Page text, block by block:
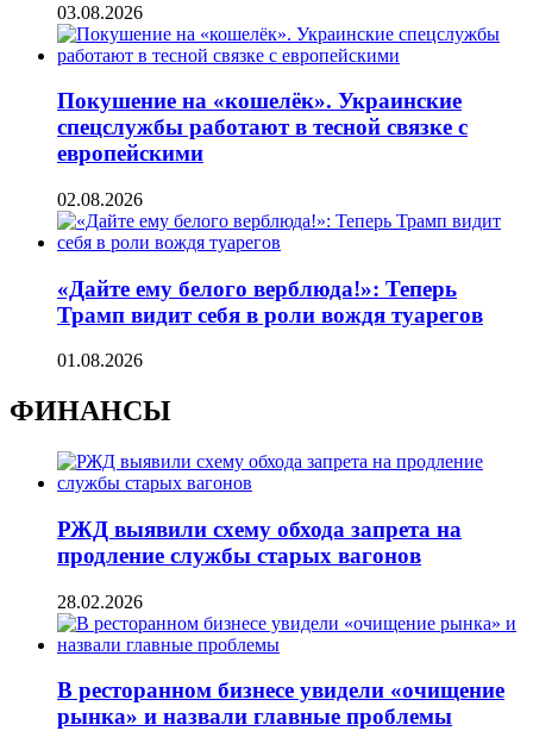
03.08.2026
Покушение на «кошелёк». Украинские
спецслужбы работают в тесной связке с
европейскими
02.08.2026
«Дайте ему белого верблюда!»: Теперь
Трамп видит себя в роли вождя туарегов
01.08.2026
ФИНАНСЫ
РЖД выявили схему обхода запрета на
продление службы старых вагонов
28.02.2026
В ресторанном бизнесе увидели «очищение
рынка» и назвали главные проблемы